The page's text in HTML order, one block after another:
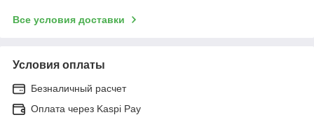
Все условия доставки
Условия оплаты
Безналичный расчет
Оплата через Kaspi Pay